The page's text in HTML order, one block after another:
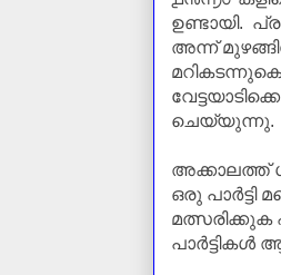
ഉണ്ടായി.
അന്ന്
ചെയ്യുന്നു.
അക്കാലത്ത്
ഒരു പാര്‍ട്ടി
പാര്‍ട്ടികള്‍